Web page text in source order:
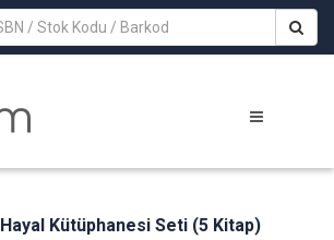
Hayal Kütüphanesi Seti (5 Kitap)